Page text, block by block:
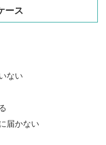
ース
ない
届かない